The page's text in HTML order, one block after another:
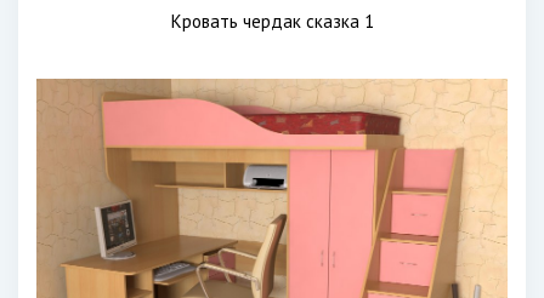
Кровать чердак сказка 1